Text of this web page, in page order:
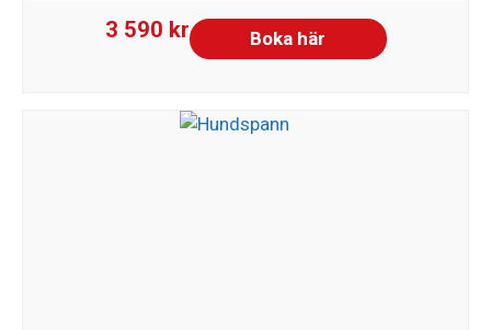
3 590 kr Boka här